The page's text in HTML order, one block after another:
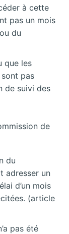
à cette
pas un mois
du
que les
pas
de suivi des
de
du
adresser un
d’un mois
(article
pas été